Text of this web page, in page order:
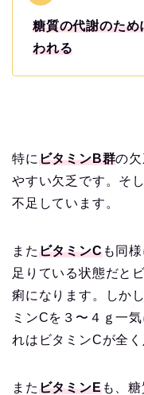
糖質の代謝のた
われる
特にビタミンB群の
やすい欠乏です。そ
不足しています。
またビタミンCも同
足りている状態だと
痢になります。しか
ミンCを３〜４ｇ一
れはビタミンCが全
またビタミンEも、